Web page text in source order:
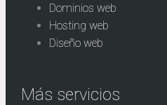
Dominios web
Hosting web
Diseño web
Más servicios